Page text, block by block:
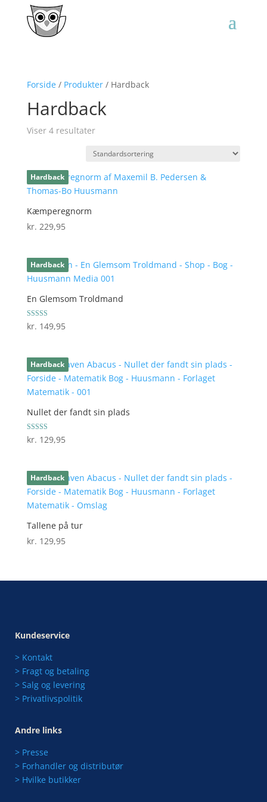
Forside/ Produkter/ Hardback
Hardback
Viser 4 resultater
Hardback
Kæmperegnorm
kr. 229,95
Hardback
En Glemsom Troldmand
Vurderet
5.00
kr. 149,95
Hardback
Nullet der fandt sin plads
Vurderet
5.00
kr. 129,95
Hardback
Tallene på tur
kr. 129,95
Kundeservice
> Kontakt
> Fragt og betaling
> Salg og levering
> Privatlivspolitik
Andre links
> Presse
> Forhandler og distributør
> Hvilke butikker